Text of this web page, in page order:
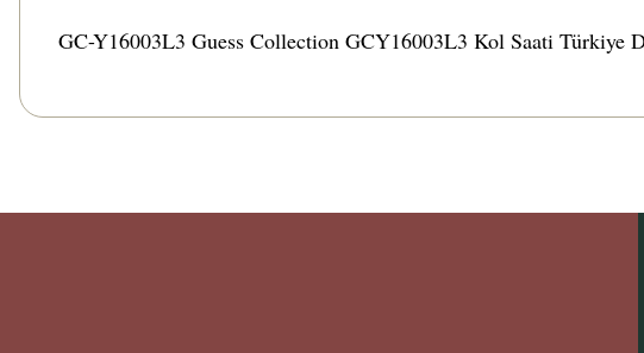
GC-Y16003L3 Guess Collection GCY16003L3 Kol Saati Türkiye